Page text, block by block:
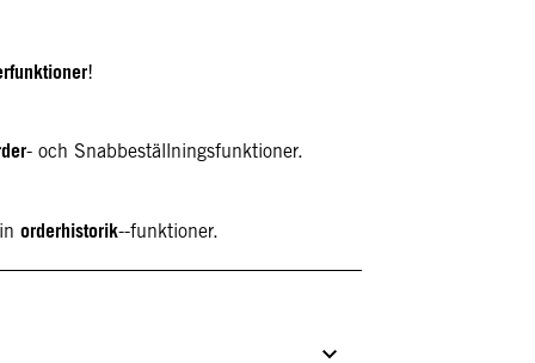
!
- och Snabbeställningsfunktioner.
orderhistorik--funktioner.